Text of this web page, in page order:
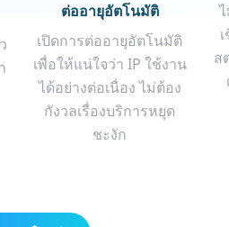
ต่ออายุอัตโนมัติ
เปิดการต่ออายุอัตโนมัติ
เพื่อให้แน่ใจว่า IP ใช้งาน
ได้อย่างต่อเนื่อง ไม่ต้อง
กังวลเรื่องบริการหยุด
ชะงัก
ส